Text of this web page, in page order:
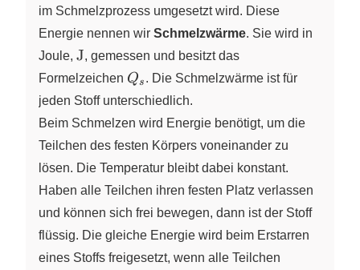
im Schmelzprozess umgesetzt wird. Diese
Energie nennen wir Schmelzwärme. Sie wird in
Joule, \pu{J}
J, gemessen und besitzt das
Formelzeichen Q_s
Qs . Die Schmelzwärme ist für
jeden Stoff unterschiedlich.
Beim Schmelzen wird Energie benötigt, um die
Teilchen des festen Körpers voneinander zu
lösen. Die Temperatur bleibt dabei konstant.
Haben alle Teilchen ihren festen Platz verlassen
und können sich frei bewegen, dann ist der Stoff
flüssig. Die gleiche Energie wird beim Erstarren
eines Stoffs freigesetzt, wenn alle Teilchen